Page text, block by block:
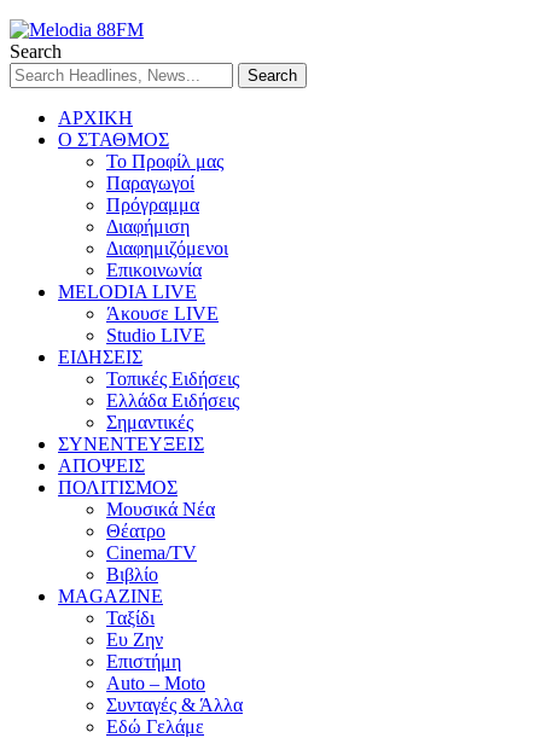
Search
ΑΡΧΙΚΗ
Ο ΣΤΑΘΜΟΣ
Το Προφίλ μας
Παραγωγοί
Πρόγραμμα
Διαφήμιση
Διαφημιζόμενοι
Επικοινωνία
MELODIA LIVE
Άκουσε LIVE
Studio LIVE
ΕΙΔΗΣΕΙΣ
Τοπικές Ειδήσεις
Ελλάδα Ειδήσεις
Σημαντικές
ΣΥΝΕΝΤΕΥΞΕΙΣ
ΑΠΟΨΕΙΣ
ΠΟΛΙΤΙΣΜΟΣ
Μουσικά Νέα
Θέατρο
Cinema/TV
Βιβλίο
MAGAZINE
Ταξίδι
Ευ Ζην
Επιστήμη
Auto – Moto
Συνταγές & Άλλα
Εδώ Γελάμε